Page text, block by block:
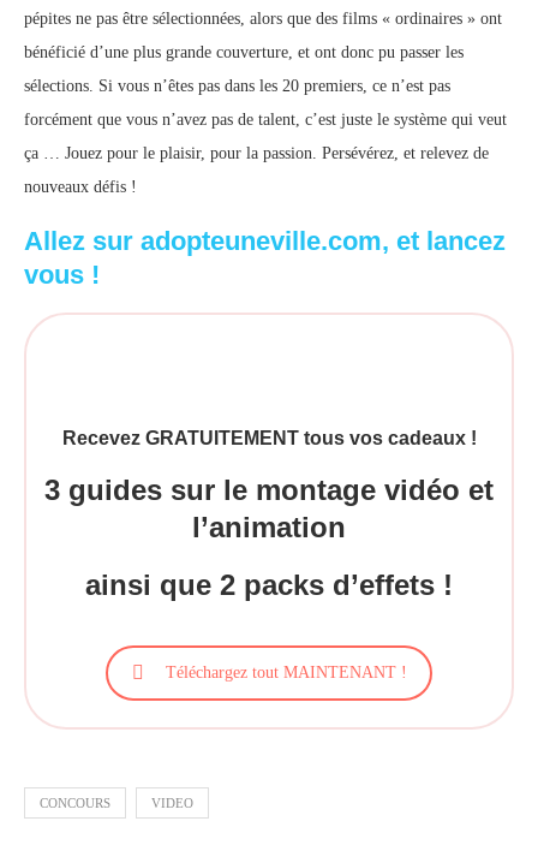
pépites ne pas être sélectionnées, alors que des films « ordinaires » ont
bénéficié d’une plus grande couverture, et ont donc pu passer les
sélections. Si vous n’êtes pas dans les 20 premiers, ce n’est pas
forcément que vous n’avez pas de talent, c’est juste le système qui veut
ça … Jouez pour le plaisir, pour la passion. Persévérez, et relevez de
nouveaux défis !
Allez sur adopteuneville.com, et lancez
vous !
Recevez GRATUITEMENT tous vos cadeaux !
3 guides sur le montage vidéo et
l’animation
ainsi que 2 packs d’effets !
Téléchargez tout MAINTENANT !
CONCOURS VIDEO